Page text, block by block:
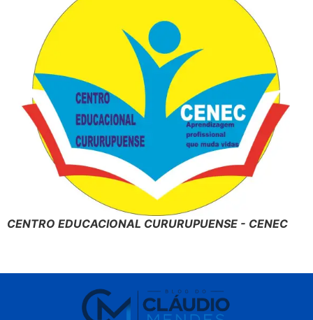
CENTRO EDUCACIONAL CURURUPUENSE - CENEC